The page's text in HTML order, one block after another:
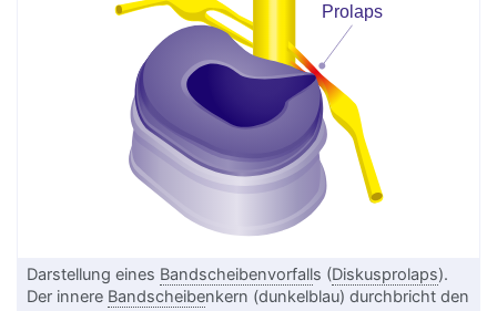
Darstellung eines Bandscheibenvorfalls (Diskusprolaps).
Der innere Bandscheibenkern (dunkelblau) durchbricht den